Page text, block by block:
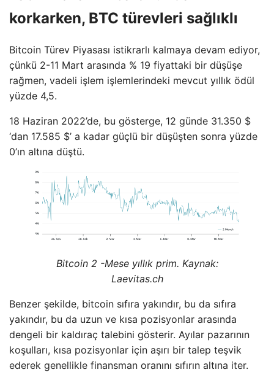
korkarken, BTC türevleri sağlıklı
Bitcoin Türev Piyasası istikrarlı kalmaya devam ediyor,
çünkü 2-11 Mart arasında % 19 fiyattaki bir düşüşe
rağmen, vadeli işlem işlemlerindeki mevcut yıllık ödül
yüzde 4,5.
18 Haziran 2022’de, bu gösterge, 12 günde 31.350 $
‘dan 17.585 $’ a kadar güçlü bir düşüşten sonra yüzde
0’ın altına düştü.
Bitcoin 2 -Mese yıllık prim. Kaynak:
Laevitas.ch
Benzer şekilde, bitcoin sıfıra yakındır, bu da sıfıra
yakındır, bu da uzun ve kısa pozisyonlar arasında
dengeli bir kaldıraç talebini gösterir. Ayılar pazarının
koşulları, kısa pozisyonlar için aşırı bir talep teşvik
ederek genellikle finansman oranını sıfırın altına iter.